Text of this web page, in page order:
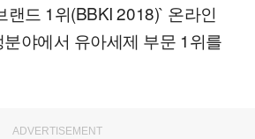
랜드 1위(BBKI 2018)` 온라인
야에서 유아세제 부문 1위를
ADVERTISEMENT